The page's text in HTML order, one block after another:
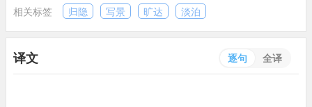
相关标签 归隐 写景 旷达 淡泊
译文 逐句 全译